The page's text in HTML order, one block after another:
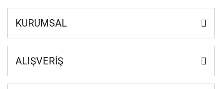
KURUMSAL
ALIŞVERİŞ